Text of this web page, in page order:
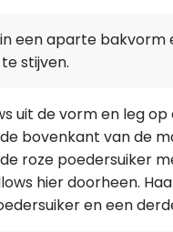
een aparte bakvorm
stijven.
uit de vorm en leg
bovenkant van de
roze poedersuiker
hier doorheen.
en een